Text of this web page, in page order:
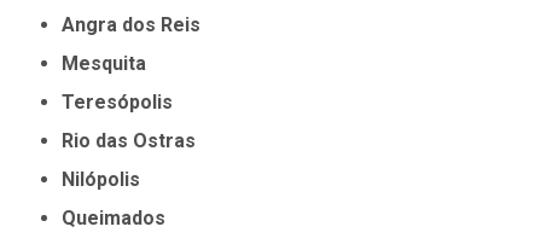
Angra dos Reis
Mesquita
Teresópolis
Rio das Ostras
Nilópolis
Queimados